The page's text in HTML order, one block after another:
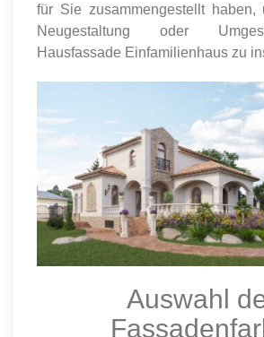
für Sie zusammengestellt
Neugestaltung oder
Hausfassade Einfamilienhaus zu
Auswahl